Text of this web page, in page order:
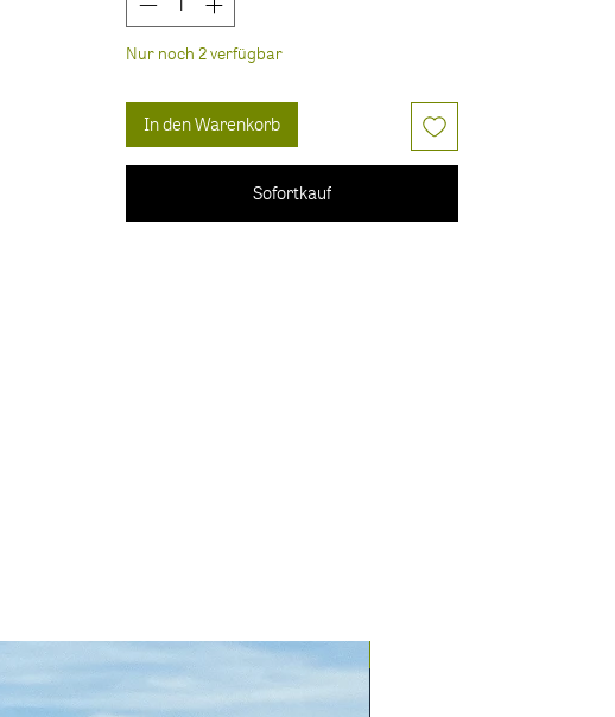
Nur noch 2 verfügbar
In den Warenkorb
Sofortkauf